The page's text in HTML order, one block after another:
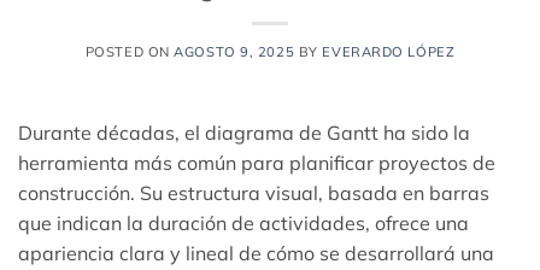
POSTED ONAGOSTO 9, 2025 BY EVERARDO LÓPEZ
Durante décadas, el diagrama de Gantt ha sido la
herramienta más común para planificar proyectos de
construcción. Su estructura visual, basada en barras
que indican la duración de actividades, ofrece una
apariencia clara y lineal de cómo se desarrollará una